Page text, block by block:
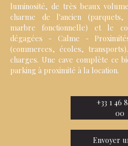
luminosité, de très beaux
charme de l'ancien (parquets,
marbre fonctionnelle) et le
dégagées - Calme -
(commerces, écoles,
charges. Une cave complète ce
parking à proximité à la location.
+33 1 46
00
Envoyer